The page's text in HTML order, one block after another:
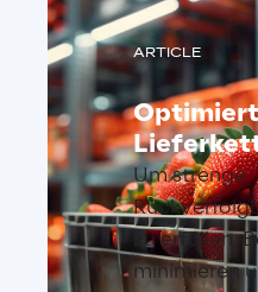
ARTICLE
Um strenge
zu erfüllen,
minimieren